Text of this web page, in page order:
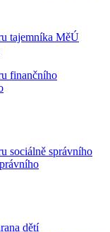
tajemníka MěÚ
finančního
sociálně správního
dětí